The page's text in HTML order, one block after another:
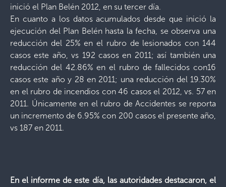
inició el Plan Belén 2012, en su tercer día.
En cuanto a los datos acumulados desde que inició la
ejecución del Plan Belén hasta la fecha, se observa una
reducción del 25% en el rubro de lesionados con 144
casos este año, vs 192 casos en 2011; así también una
reducción del 42.86% en el rubro de fallecidos con16
casos este año y 28 en 2011; una reducción del 19.30%
en el rubro de incendios con 46 casos el 2012, vs. 57 en
2011. Únicamente en el rubro de Accidentes se reporta
un incremento de 6.95% con 200 casos el presente año,
vs 187 en 2011.
En el informe de este día, las autoridades destacaron, el